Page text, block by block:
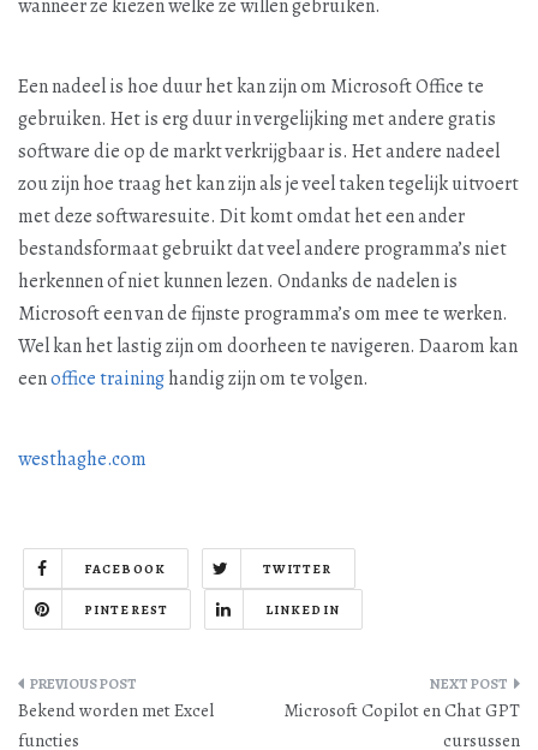
wanneer ze kiezen welke ze willen gebruiken.
Een nadeel is hoe duur het kan zijn om Microsoft Office te
gebruiken. Het is erg duur in vergelijking met andere gratis
software die op de markt verkrijgbaar is. Het andere nadeel
zou zijn hoe traag het kan zijn als je veel taken tegelijk uitvoert
met deze softwaresuite. Dit komt omdat het een ander
bestandsformaat gebruikt dat veel andere programma’s niet
herkennen of niet kunnen lezen. Ondanks de nadelen is
Microsoft een van de fijnste programma’s om mee te werken.
Wel kan het lastig zijn om doorheen te navigeren. Daarom kan
eenoffice traininghandig zijn om te volgen.
westhaghe.com
FACEBOOK TWITTER
PINTEREST LINKEDIN
Bericht
navigatie
Bekend worden met Excel
functies
Microsoft Copilot en Chat GPT
cursussen